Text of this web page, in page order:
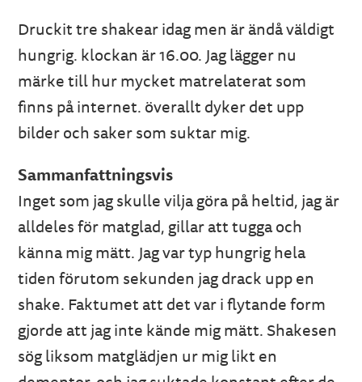
Druckit tre shakear idag men är ändå väldigt
hungrig. klockan är 16.00. Jag lägger nu
märke till hur mycket matrelaterat som
finns på internet. överallt dyker det upp
bilder och saker som suktar mig.
Sammanfattningsvis
Inget som jag skulle vilja göra på heltid, jag är
alldeles för matglad, gillar att tugga och
känna mig mätt. Jag var typ hungrig hela
tiden förutom sekunden jag drack upp en
shake. Faktumet att det var i flytande form
gjorde att jag inte kände mig mätt. Shakesen
sög liksom matglädjen ur mig likt en